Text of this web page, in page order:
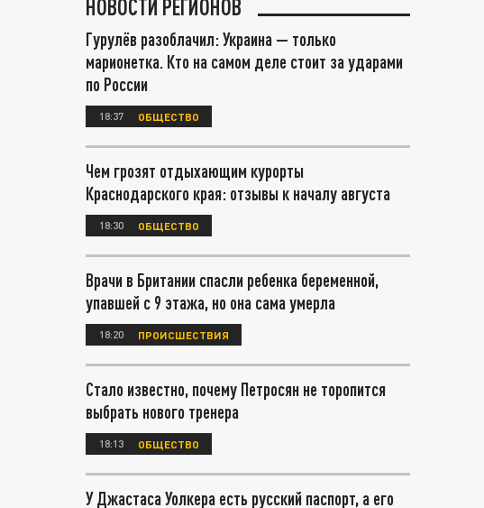
НОВОСТИ РЕГИОНОВ
Гурулёв разоблачил: Украина — только
марионетка. Кто на самом деле стоит за ударами
по России
18:37 ОБЩЕСТВО
Чем грозят отдыхающим курорты
Краснодарского края: отзывы к началу августа
18:30 ОБЩЕСТВО
Врачи в Британии спасли ребенка беременной,
упавшей с 9 этажа, но она сама умерла
18:20 ПРОИСШЕСТВИЯ
Стало известно, почему Петросян не торопится
выбрать нового тренера
18:13 ОБЩЕСТВО
У Джастаса Уолкера есть русский паспорт, а его